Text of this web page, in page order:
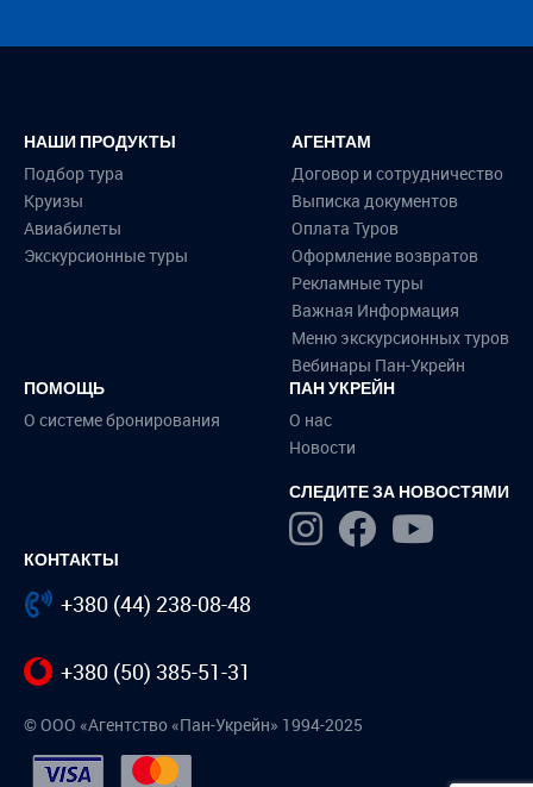
НАШИ ПРОДУКТЫ
Подбор тура
Круизы
Авиабилеты
Экскурсионные туры
АГЕНТАМ
Договор и сотрудничество
Выписка документов
Оплата Туров
Оформление возвратов
Рекламные туры
Важная Информация
Меню экскурсионных туров
Вебинары Пан-Укрейн
ПОМОЩЬ
О системе бронирования
ПАН УКРЕЙН
О нас
Новости
СЛЕДИТЕ ЗА НОВОСТЯМИ
КОНТАКТЫ
+380 (44) 238-08-48
+380 (50) 385-51-31
© ООО «Агентство «Пан-Укрейн» 1994-2025